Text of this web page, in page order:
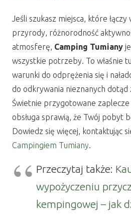
Jeśli szukasz miejsca, które
przyrody, różnorodność
atmosferę, Camping Tumiany
wszystkie potrzeby. To właśnie
warunki do odprężenia się i
do odkrywania nieznanych dotąd
Świetnie przygotowane
obsługa sprawią, że Twój pobyt
Dowiedz się więcej, kontaktując
Campingiem Tumiany.
Przeczytaj także:
wypożyczeniu
kempingowej – jak